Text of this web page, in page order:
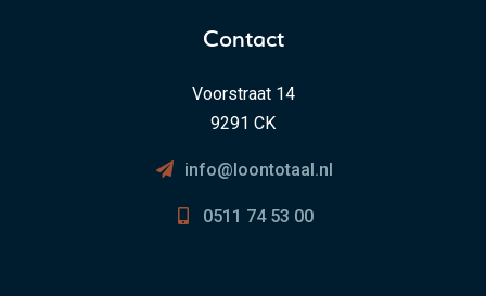
Contact
Voorstraat 14
9291 CK
info@loontotaal.nl
0511 74 53 00